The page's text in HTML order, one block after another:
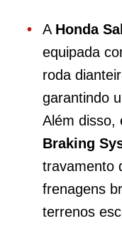
A Honda
equipada
roda
garantindo
Além disso,
Braking
travamento
frenagens
terrenos